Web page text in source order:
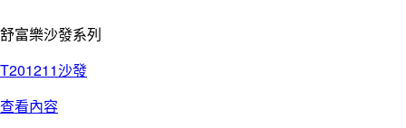
舒富樂沙發系列
T201211沙發
查看內容